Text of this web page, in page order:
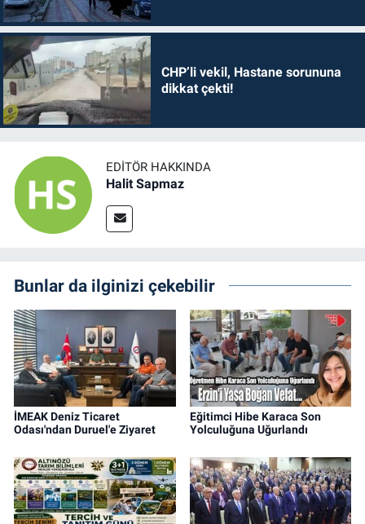
CHP’li vekil, Hastane sorununa
dikkat çekti!
EDITÖR HAKKINDA
Halit Sapmaz
Bunlar da ilginizi çekebilir
İMEAK Deniz Ticaret
Odası'ndan Duruel'e Ziyaret
Eğitimci Hibe Karaca Son
Yolculuğuna Uğurlandı